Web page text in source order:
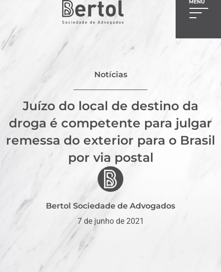
Notícias
Juízo do local de destino da
droga é competente para julgar
remessa do exterior para o Brasil
por via postal
Bertol Sociedade de Advogados
7 de junho de 2021